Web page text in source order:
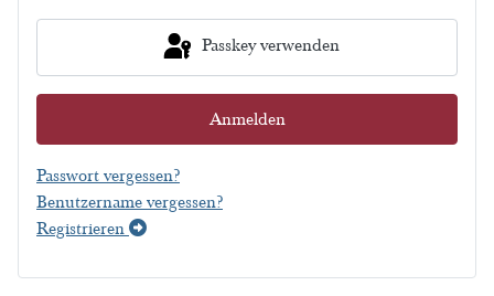
Passkey verwenden
Anmelden
Passwort vergessen?
Benutzername vergessen?
Registrieren